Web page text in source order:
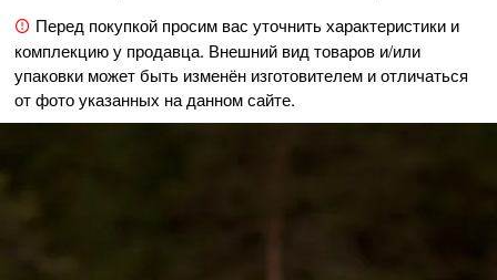
Перед покупкой просим вас уточнить характеристики и
комплекцию у продавца. Внешний вид товаров и/или
упаковки может быть изменён изготовителем и отличаться
от фото указанных на данном сайте.